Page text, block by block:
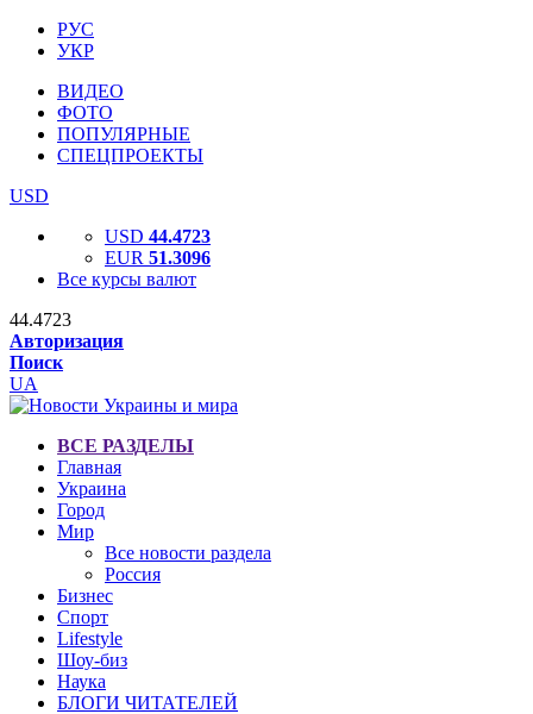
РУС
УКР
ВИДЕО
ФОТО
ПОПУЛЯРНЫЕ
СПЕЦПРОЕКТЫ
USD
USD 44.4723
EUR 51.3096
Все курсы валют
44.4723
Авторизация
Поиск
UA
ВСЕ РАЗДЕЛЫ
Главная
Украина
Город
Мир
Все новости раздела
Россия
Бизнес
Спорт
Lifestyle
Шоу-биз
Наука
БЛОГИ ЧИТАТЕЛЕЙ